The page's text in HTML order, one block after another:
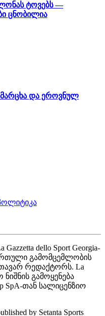
ტოვებს —
ცნობილია
და ეროვნულ
dello Sport Georgia-
გამომცემლობის
რედაქტორს. La
ნიშნის გამოყენება
SpA-თან სალიცენზიო
by Setanta Sports